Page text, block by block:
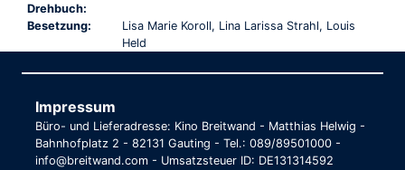
Drehbuch:
Besetzung:
Lisa Marie Koroll, Lina Larissa Strahl, Louis
Held
Impressum
Büro- und Lieferadresse: Kino Breitwand - Matthias Helwig -
Bahnhofplatz 2 - 82131 Gauting - Tel.: 089/89501000 -
info@breitwand.com - Umsatzsteuer ID: DE131314592